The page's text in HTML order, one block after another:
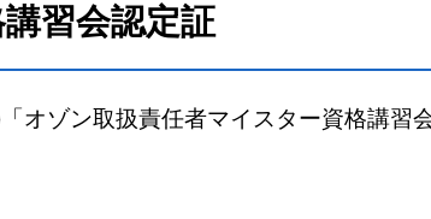
習会認定証
オゾン取扱責任者マイスター資格講習